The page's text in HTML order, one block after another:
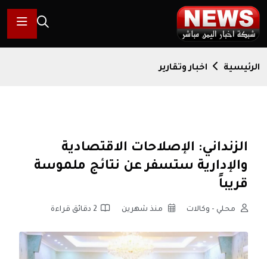
الرئيسية اخبار وتقارير
الزنداني: الإصلاحات الاقتصادية
والإدارية ستسفر عن نتائج ملموسة
قريباً
محلي - وكالات منذ شهرين 2 دقائق قراءة